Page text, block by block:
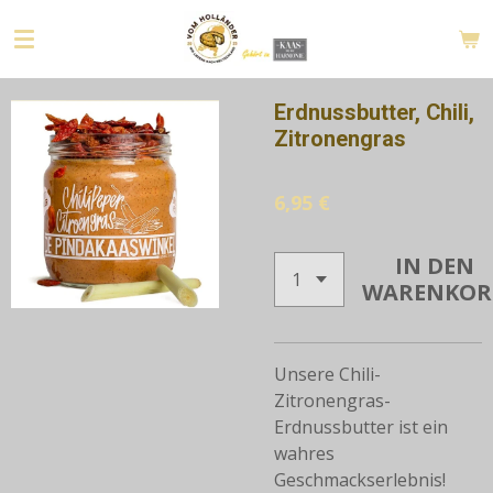
Hauptinhalt
springen
Erdnussbutter, Chili,
Zitronengras
6,95 €
IN DEN
Unsere Chili-
Zitronengras-
Erdnussbutter ist ein
wahres
Geschmackserlebnis!